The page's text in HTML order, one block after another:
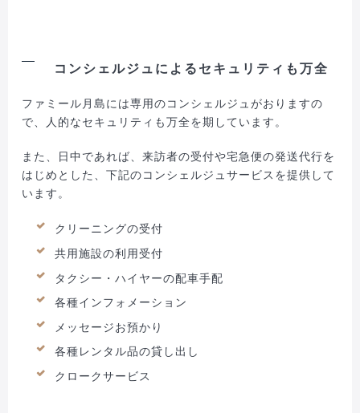
コンシェルジュによるセキュリティも万全
ファミール月島には専用のコンシェルジュがおりますの
で、人的なセキュリティも万全を期しています。
また、日中であれば、来訪者の受付や宅急便の発送代行を
はじめとした、下記のコンシェルジュサービスを提供して
います。
クリーニングの受付
共用施設の利用受付
タクシー・ハイヤーの配車手配
各種インフォメーション
メッセージお預かり
各種レンタル品の貸し出し
クロークサービス